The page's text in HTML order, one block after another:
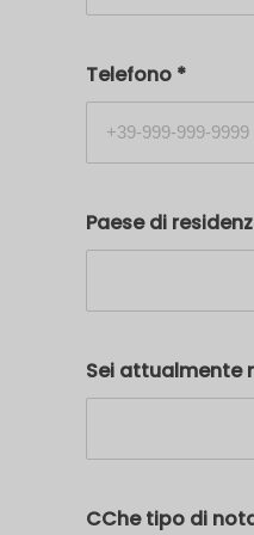
Telefono *
Paese di
Sei attualmente
CChe tipo di